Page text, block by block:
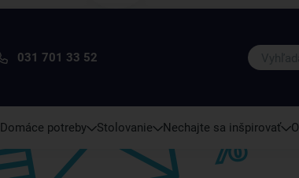
031 701 33 52
Domáce potreby Stolovanie Nechajte sa inšpirovať